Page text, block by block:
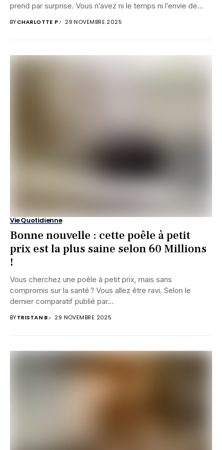
prend par surprise. Vous n’avez ni le temps ni l’envie de...
BYCHARLOTTE P. 29 NOVEMBRE 2025
Vie Quotidienne
Bonne nouvelle : cette poêle à petit
prix est la plus saine selon 60 Millions
!
Vous cherchez une poêle à petit prix, mais sans
compromis sur la santé ? Vous allez être ravi. Selon le
dernier comparatif publié par...
BYTRISTAN B. 29 NOVEMBRE 2025